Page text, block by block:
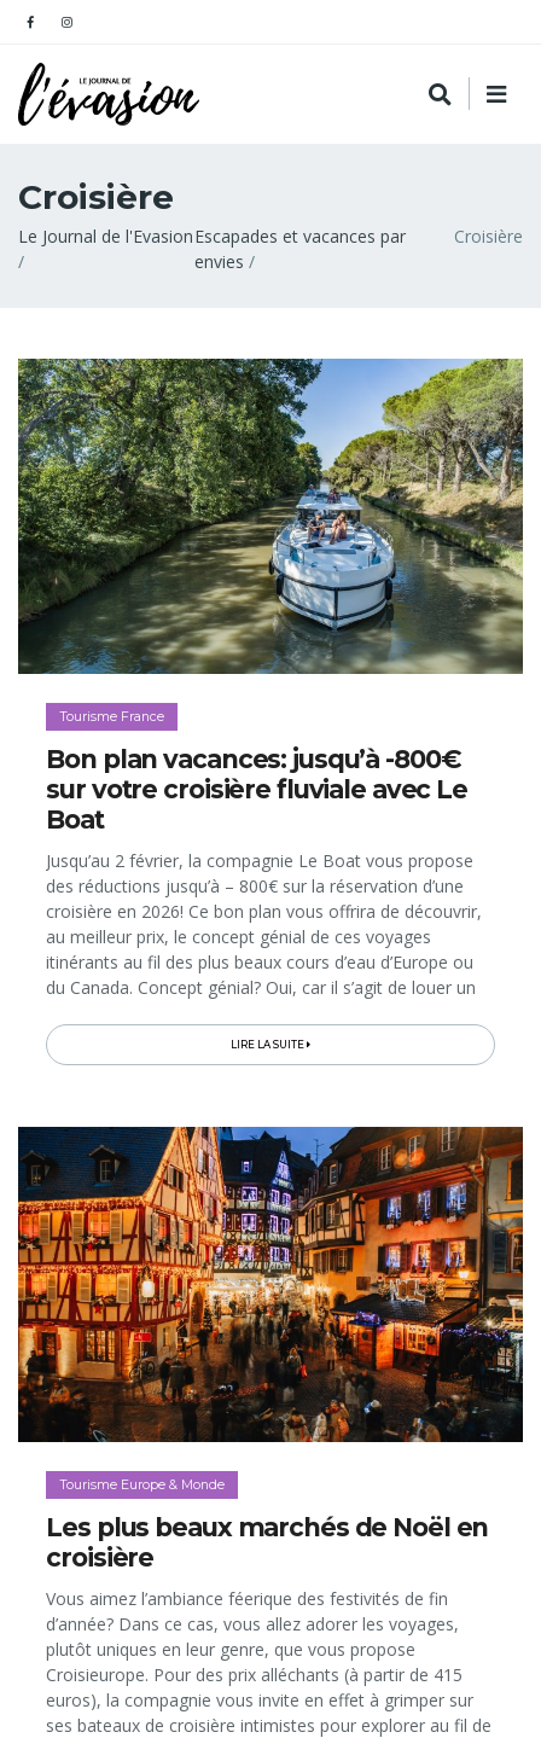
Croisière
Fil
d'Ariane
Le Journal de l'EvasionEscapades et vacances par
envies
Croisière
Tourisme France
Bon plan vacances: jusqu’à -800€
sur votre croisière fluviale avec Le
Boat
Jusqu’au 2 février, la compagnie Le Boat vous propose
des réductions jusqu’à – 800€ sur la réservation d’une
croisière en 2026! Ce bon plan vous offrira de découvrir,
au meilleur prix, le concept génial de ces voyages
itinérants au fil des plus beaux cours d’eau d’Europe ou
du Canada. Concept génial? Oui, car il s’agit de louer un
temps...
LIRE LA SUITE
Tourisme Europe & Monde
Les plus beaux marchés de Noël en
croisière
Vous aimez l’ambiance féerique des festivités de fin
d’année? Dans ce cas, vous allez adorer les voyages,
plutôt uniques en leur genre, que vous propose
Croisieurope. Pour des prix alléchants (à partir de 415
euros), la compagnie vous invite en effet à grimper sur
ses bateaux de croisière intimistes pour explorer au fil de